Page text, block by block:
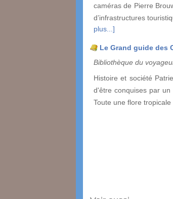
caméras de Pierre
d’infrastructures
plus...]
Le Grand guide des
Bibliothèque du
Histoire et société
d'être conquises par un
Toute une flore